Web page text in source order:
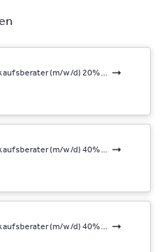
(m/w/d) 20%...
(m/w/d) 40%...
(m/w/d) 40%...